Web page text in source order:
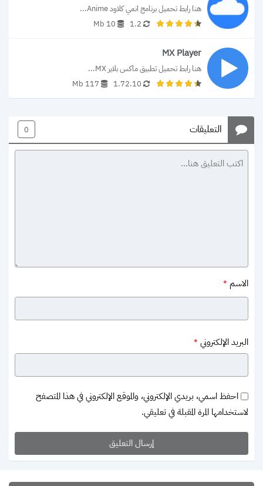
هنا رابط تحميل برنامج انمي كلاود Anime...
1.2
10 Mb
MX Player
هنا رابط تحميل تطبيق ماكس بلاير MX...
1.72.10
117 Mb
التعليقات 0
الاسم *
البريد الإلكتروني *
احفظ اسمي، بريدي الإلكتروني، والموقع الإلكتروني في هذا المتصفح
لاستخدامها المرة المقبلة في تعليقي.